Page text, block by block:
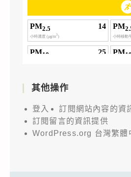
其他操作
登入
訂閱網站內容的資
訂閱留言的資訊提供
WordPress.org 台灣繁體